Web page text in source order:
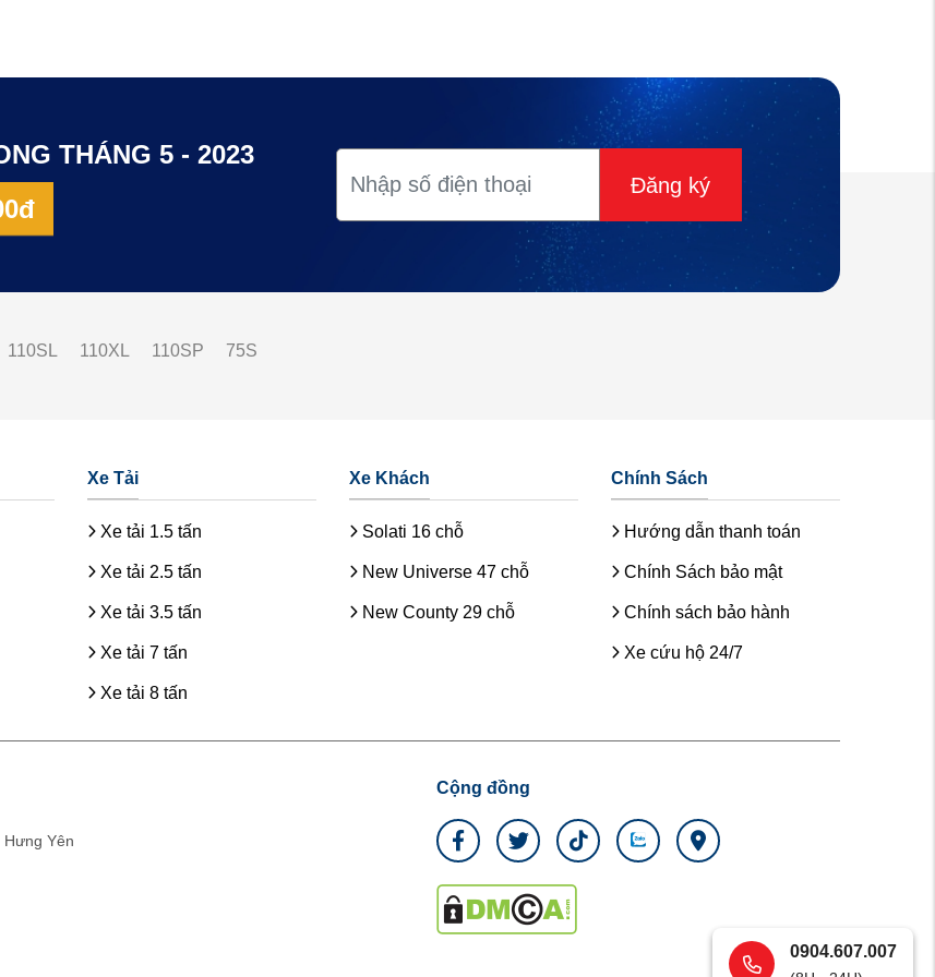
THÁNG 5 - 2023
Đăng ký
110SL 110XL 110SP 75S
Xe Tải
Xe tải 1.5 tấn
Xe tải 2.5 tấn
Xe tải 3.5 tấn
Xe tải 7 tấn
Xe tải 8 tấn
Xe Khách
Solati 16 chỗ
New Universe 47 chỗ
New County 29 chỗ
Chính Sách
Hướng dẫn thanh toán
Chính Sách bảo mật
Chính sách bảo hành
Xe cứu hộ 24/7
Yên
Cộng đồng
0904.607.007